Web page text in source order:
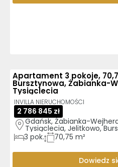
Apartament 3 pokoje,
Bursztynowa, Żabianka-
Tysiąclecia
INVILLA NIERUCHOMOŚCI
2 786 845 zł
Gdańsk, Żabianka-
Tysiąclecia, Jelitkowo,
3 pok. 70,75 m²
Dowiedz